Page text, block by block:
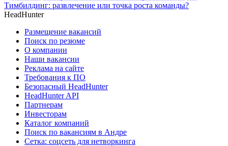
Тимбилдинг: развлечение или точка роста команды?
HeadHunter
Размещение вакансий
Поиск по резюме
О компании
Наши вакансии
Реклама на сайте
Требования к ПО
Безопасный HeadHunter
HeadHunter API
Партнерам
Инвесторам
Каталог компаний
Поиск по вакансиям в Андре
Сетка: соцсеть для нетворкинга